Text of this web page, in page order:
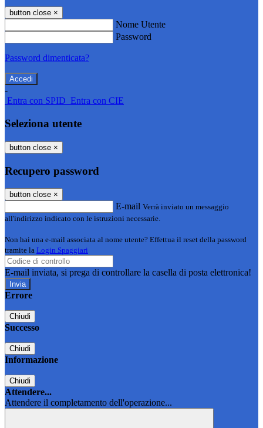
button close ×
Nome Utente
Password
Password dimenticata?
-
Entra con SPID Entra con CIE
Seleziona utente
button close ×
Recupero password
button close ×
E-mail Verrà inviato un messaggio
all'indirizzo indicato con le istruzioni necessarie.
Non hai una e-mail associata al nome utente? Effettua il reset della password
tramite la Login Spaggiari
E-mail inviata, si prega di controllare la casella di posta elettronica!
Errore
Chiudi
Successo
Chiudi
Informazione
Chiudi
Attendere...
Attendere il completamento dell'operazione...